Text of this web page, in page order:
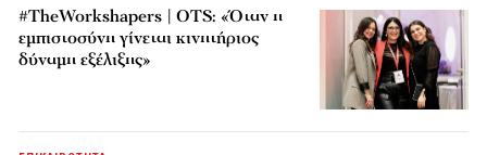
#TheWorkshapers | OTS: «Όταν η
εμπιστοσύνη γίνεται κινητήριος
δύναμη εξέλιξης»